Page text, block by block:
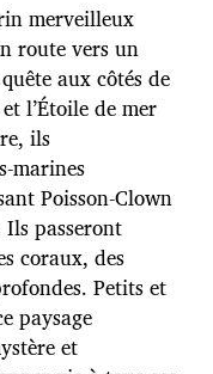
merveilleux
route vers un
aux côtés de
l’Étoile de mer
ils
marines
Poisson-Clown
passeront
coraux, des
Petits et
paysage
et